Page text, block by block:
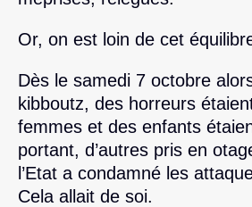
Or, on est loin de cet
Dès le samedi 7 octobre
kibboutz, des horreurs
femmes et des enfants
portant, d’autres pris en
l’Etat a condamné les
Cela allait de soi.